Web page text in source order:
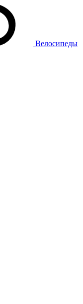
Велосипеды